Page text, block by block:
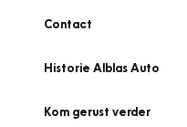
Contact
Historie Alblas Auto
Kom gerust verder